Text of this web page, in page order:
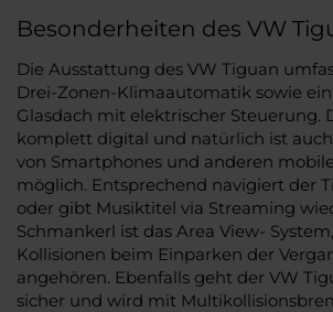
Besonderheiten des VW
Die Ausstattung des VW Tiguan
Drei-Zonen-Klimaautomatik sowie
Glasdach mit elektrischer Steuerung.
komplett digital und natürlich ist
von Smartphones und anderen
möglich. Entsprechend navigiert der
oder gibt Musiktitel via Streaming
Schmankerl ist das Area View-
Kollisionen beim Einparken der
angehören. Ebenfalls geht der VW
sicher und wird mit